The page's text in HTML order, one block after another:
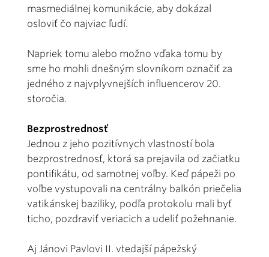
masmediálnej komunikácie, aby dokázal
osloviť čo najviac ľudí.
Napriek tomu alebo možno vďaka tomu by
sme ho mohli dnešným slovníkom označiť za
jedného z najvplyvnejších influencerov 20.
storočia.
Bezprostrednosť
Jednou z jeho pozitívnych vlastností bola
bezprostrednosť, ktorá sa prejavila od začiatku
pontifikátu, od samotnej voľby. Keď pápeži po
voľbe vystupovali na centrálny balkón priečelia
vatikánskej baziliky, podľa protokolu mali byť
ticho, pozdraviť veriacich a udeliť požehnanie.
Aj Jánovi Pavlovi II. vtedajší pápežský